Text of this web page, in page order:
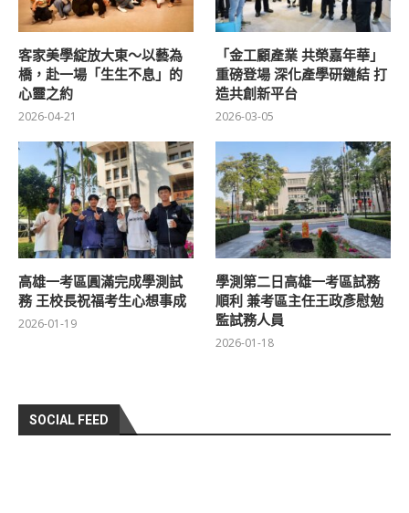
客家美學綻放大東～以藝為
橋，赴一場「生生不息」的
心靈之約
2026-04-21
「金工顧產業 共榮嘉年華」
重磅登場 深化產學研鏈結 打
造共創新平台
2026-03-05
高雄一考區圓滿完成學測試
務 王校長祝福考生心想事成
2026-01-19
學測第二日高雄一考區試務
順利 兼考區主任王政彥慰勉
監試務人員
2026-01-18
SOCIAL FEED